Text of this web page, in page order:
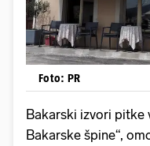
Foto: PR
Bakarski izvori pitke
Bakarske špine“,